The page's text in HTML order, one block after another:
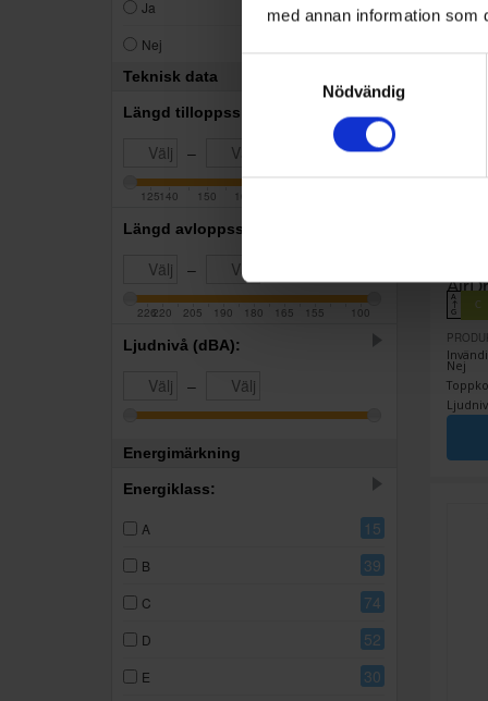
med annan information som
Nödvändig
Ja 21
Nej
Teknisk data
Längd tilloppsslang (cm):
–
125140 150 160
Längd avloppsslang: (cm):
–
226220 205 190 180 165 155 100
Ljudnivå (dBA):
–
Energimärkning
Energiklass:
A 15
B 39
C 74
D 52
E 30
A
↑
G
C
Nej